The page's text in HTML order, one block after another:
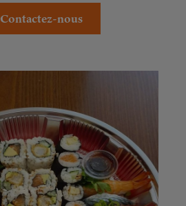
Contactez-nous